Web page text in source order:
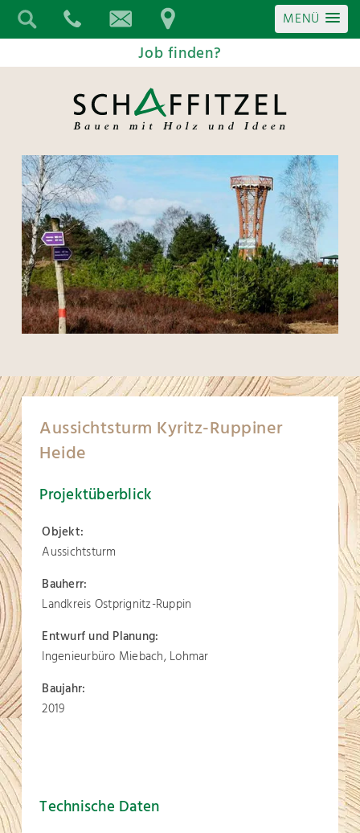
MENÜ
Job finden?
Aussichtsturm Kyritz-Ruppiner
Heide
Projektüberblick
Objekt:
Aussichtsturm
Bauherr:
Landkreis Ostprignitz-Ruppin
Entwurf und Planung:
Ingenieurbüro Miebach, Lohmar
Baujahr:
2019
Technische Daten